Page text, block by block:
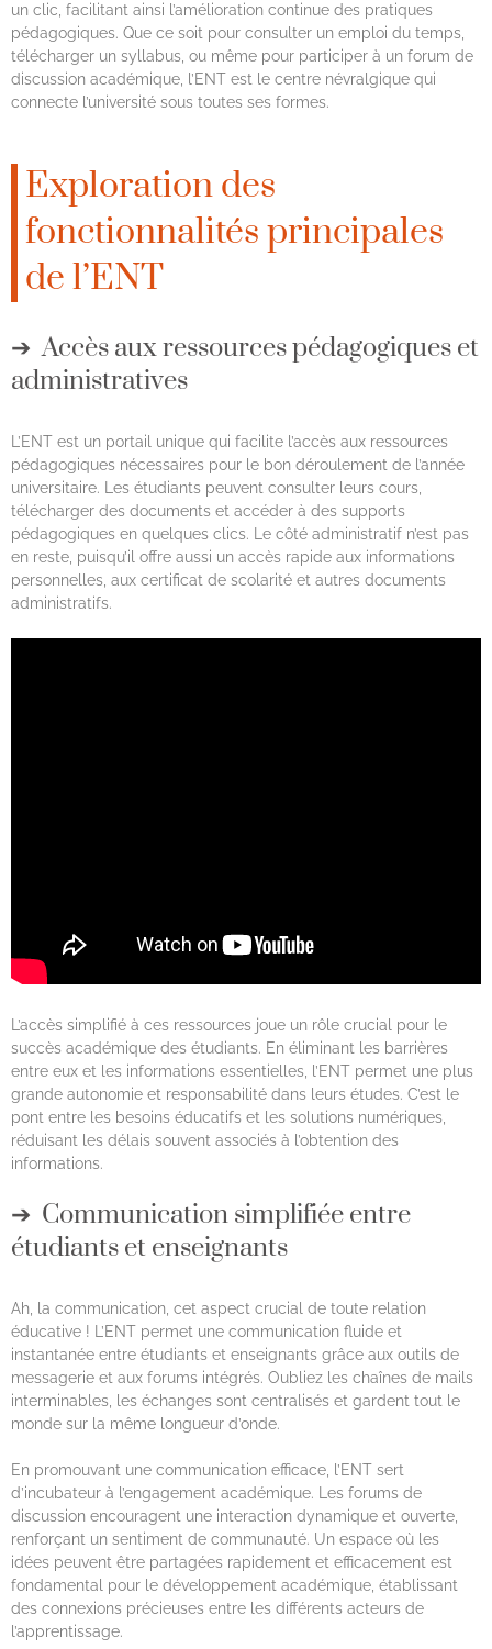
un clic, facilitant ainsi l’amélioration continue des pratiques
pédagogiques. Que ce soit pour consulter un emploi du temps,
télécharger un syllabus, ou même pour participer à un forum de
discussion académique, l’ENT est le centre névralgique qui
connecte l’université sous toutes ses formes.
Exploration des
fonctionnalités principales
de l’ENT
Accès aux ressources pédagogiques et
administratives
L’ENT est un portail unique qui facilite l’accès aux ressources
pédagogiques nécessaires pour le bon déroulement de l’année
universitaire. Les étudiants peuvent consulter leurs cours,
télécharger des documents et accéder à des supports
pédagogiques en quelques clics. Le côté administratif n’est pas
en reste, puisqu’il offre aussi un accès rapide aux informations
personnelles, aux certificat de scolarité et autres documents
administratifs.
L’accès simplifié à ces ressources joue un rôle crucial pour le
succès académique des étudiants. En éliminant les barrières
entre eux et les informations essentielles, l’ENT permet une plus
grande autonomie et responsabilité dans leurs études. C’est le
pont entre les besoins éducatifs et les solutions numériques,
réduisant les délais souvent associés à l’obtention des
informations.
Communication simplifiée entre
étudiants et enseignants
Ah, la communication, cet aspect crucial de toute relation
éducative ! L’ENT permet une communication fluide et
instantanée entre étudiants et enseignants grâce aux outils de
messagerie et aux forums intégrés. Oubliez les chaînes de mails
interminables, les échanges sont centralisés et gardent tout le
monde sur la même longueur d’onde.
En promouvant une communication efficace, l’ENT sert
d’incubateur à l’engagement académique. Les forums de
discussion encouragent une interaction dynamique et ouverte,
renforçant un sentiment de communauté. Un espace où les
idées peuvent être partagées rapidement et efficacement est
fondamental pour le développement académique, établissant
des connexions précieuses entre les différents acteurs de
l’apprentissage.